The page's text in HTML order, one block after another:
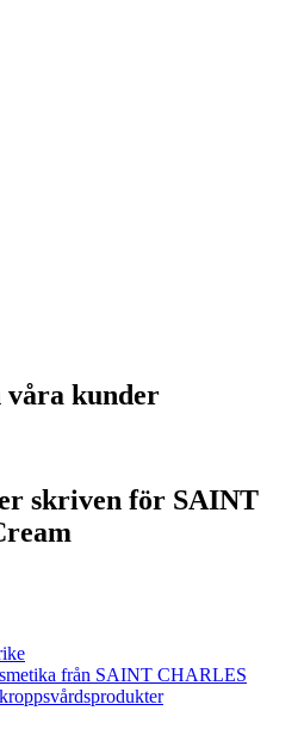
kunder
skriven för SAINT
från SAINT CHARLES